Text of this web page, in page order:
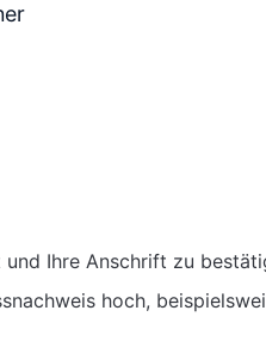
Ihre Anschrift zu
hoch,